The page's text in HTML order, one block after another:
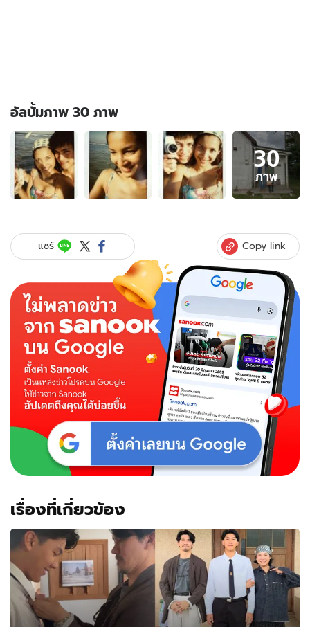
อัลบั้มภาพ 30 ภาพ
อัลบั้ม
ภาพ
30
ภาพ
ของ
ปล่อย
ภาพ
สวีต
"เคน
เดช"
เมื่อ
แล้ว
30
ภาพ
แชร์ Copy link
เรื่องที่เกี่ยวข้อง